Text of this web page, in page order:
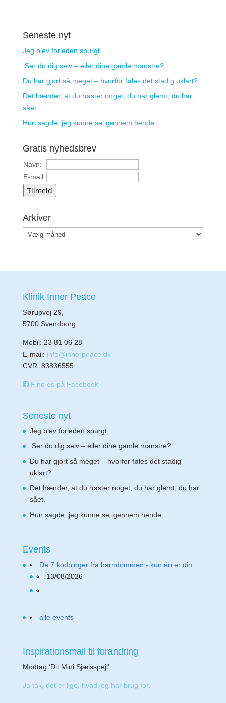
Seneste nyt
Jeg blev forleden spurgt…
Ser du dig selv – eller dine gamle mønstre?
Du har gjort så meget – hvorfor føles det stadig uklart?
Det hænder, at du høster noget, du har glemt, du har
sået.
Hun sagde, jeg kunne se igennem hende.
Gratis nyhedsbrev
Navn:
E-mail:
Tilmeld
Arkiver
Arkiver
Klinik Inner Peace
Sørupvej 29,
5700 Svendborg
Mobil: 23 81 06 28
E-mail: info@innerpeace.dk
CVR: 83836555
Find os på Facebook
Seneste nyt
Jeg blev forleden spurgt…
Ser du dig selv – eller dine gamle mønstre?
Du har gjort så meget – hvorfor føles det stadig
uklart?
Det hænder, at du høster noget, du har glemt, du har
sået.
Hun sagde, jeg kunne se igennem hende.
Events
De 7 kodninger fra barndommen - kun én er din.
13/08/2026
alle events
Inspirationsmail til forandring
Modtag ‘Dit Mini Sjælsspejl’
Ja tak, det er lige, hvad jeg har brug for.